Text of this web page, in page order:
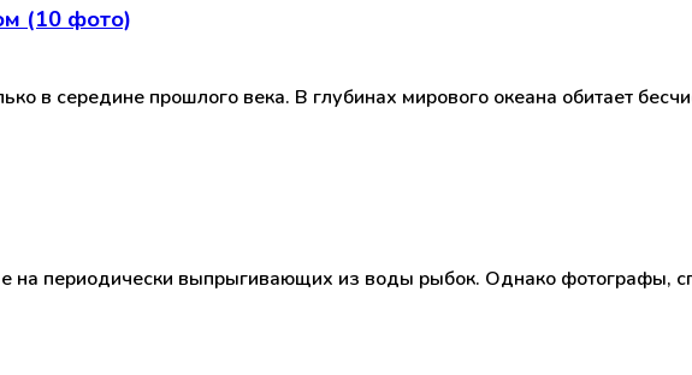
(10 фото)
в середине прошлого века. В глубинах мирового океана обитает
на периодически выпрыгивающих из воды рыбок. Однако фотографы,